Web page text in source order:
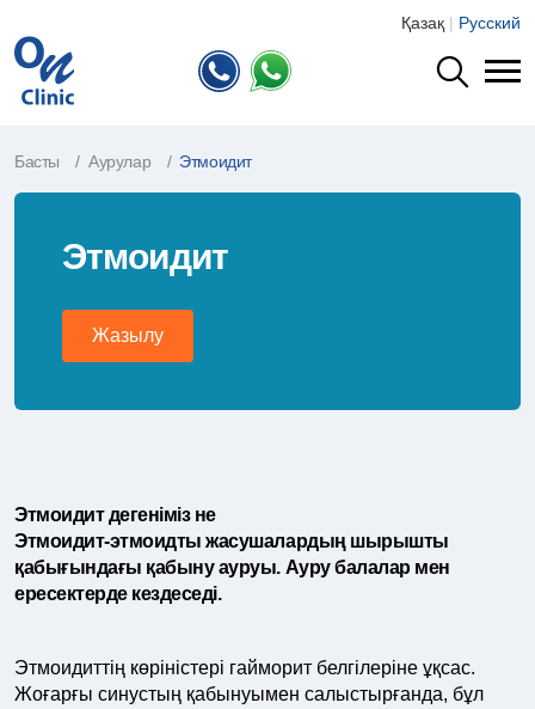
Қазақ | Русский
Басты Аурулар Этмоидит
Этмоидит
Жазылу
Этмоидит дегеніміз не
Этмоидит-этмоидты жасушалардың шырышты
қабығындағы қабыну ауруы. Ауру балалар мен
ересектерде кездеседі.
Этмоидиттің көріністері гайморит белгілеріне ұқсас.
Жоғарғы синустың қабынуымен салыстырғанда, бұл